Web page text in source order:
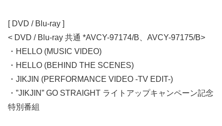
[ DVD / Blu-ray ]
< DVD / Blu-ray 共通 *AVCY-97174/B、AVCY-97175/B>
・HELLO (MUSIC VIDEO)
・HELLO (BEHIND THE SCENES)
・JIKJIN (PERFORMANCE VIDEO -TV EDIT-)
・”JIKJIN” GO STRAIGHT ライトアップキャンペーン記念
特別番組